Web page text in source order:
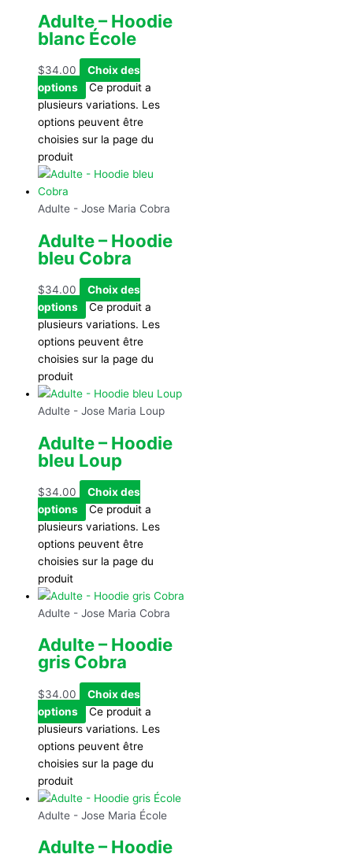
Adulte – Hoodie
blanc École
$34.00
Choix des
options
Ce produit a
plusieurs variations. Les
options peuvent être
choisies sur la page du
produit
Adulte - Jose Maria Cobra
Adulte – Hoodie
bleu Cobra
$34.00
Choix des
options
Ce produit a
plusieurs variations. Les
options peuvent être
choisies sur la page du
produit
Adulte - Jose Maria Loup
Adulte – Hoodie
bleu Loup
$34.00
Choix des
options
Ce produit a
plusieurs variations. Les
options peuvent être
choisies sur la page du
produit
Adulte - Jose Maria Cobra
Adulte – Hoodie
gris Cobra
$34.00
Choix des
options
Ce produit a
plusieurs variations. Les
options peuvent être
choisies sur la page du
produit
Adulte - Jose Maria École
Adulte – Hoodie